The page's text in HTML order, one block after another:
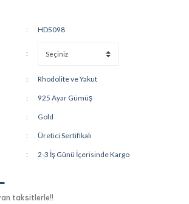
HD5098
Rhodolite ve Yakut
925 Ayar Gümüş
Gold
Üretici Sertifikalı
2-3 İş Günü İçerisinde Kargo
taksitlerle!!